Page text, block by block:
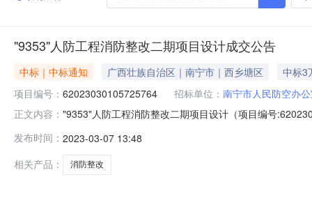
"9353"人防工程消防整改二期项目设计成交公告
中标｜中标通知 广西壮族自治区｜南宁市｜西乡塘区
中标3
项目编号： 62023030105725764 招标单位： 南宁市人民防空办
正文内容： "9353"人防工程消防整改二期项目设计（项目编号
03-0209:04-2023-03-0709:04二、采购单位信息采购单
发布时间： 2023-03-07 13:48
相关产品：
消防整改